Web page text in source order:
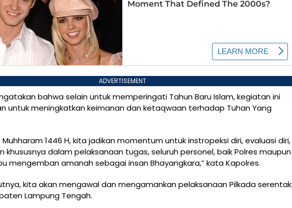
ADVERTISEMENT
bahwa selain untuk memperingati Tahun Baru Islam, kegiatan ini
untuk meningkatkan keimanan dan ketaqwaan terhadap Tuhan Yang
Muhharam 1446 H, kita jadikan momentum untuk instropeksi diri, evaluasi diri,
khususnya dalam pelaksanaan tugas, seluruh personel, baik Polres maupun
mengemban amanah sebagai insan Bhayangkara,” kata Kapolres.
kita akan mengawal dan mengamankan pelaksanaan Pilkada serentak
Lampung Tengah.